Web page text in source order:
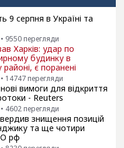
9 серпня в Україні та
• 9550 перегляди
Харків: удар по
будинку в
є поранені
• 14747 перегляди
вимоги для відкриття
- Reuters
• 4602 перегляди
знищення позицій
та ще чотири
рф